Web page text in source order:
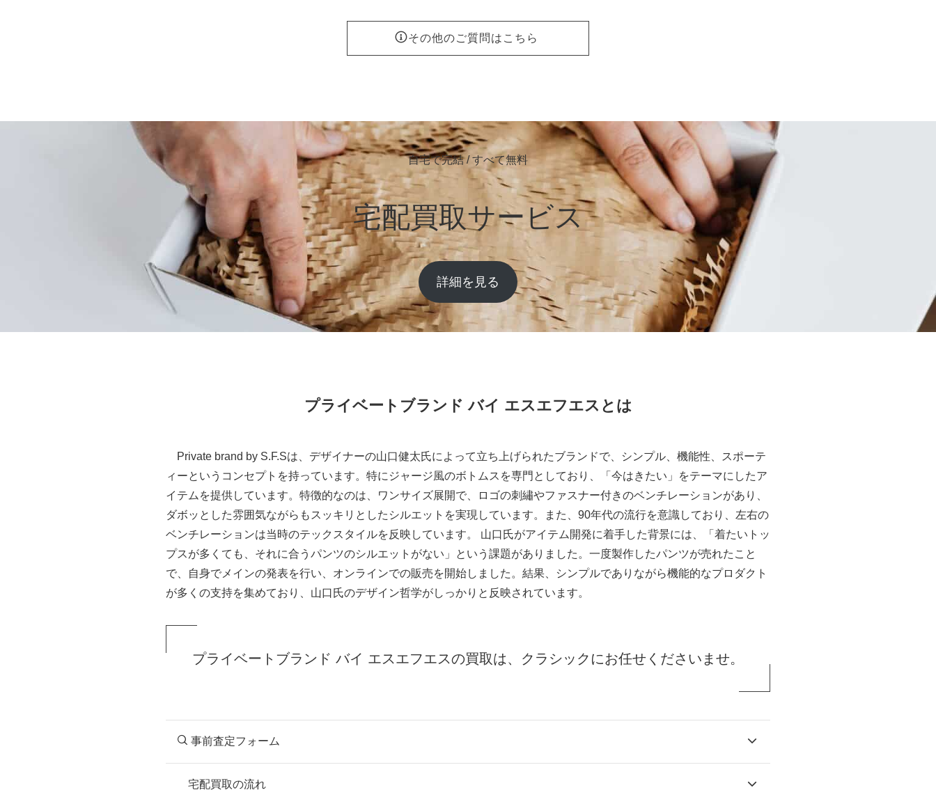
その他のご質問はこちら
自宅で完結 / すべて無料
宅配買取サービス
詳細を見る
プライベートブランド バイ エスエフエスとは
Private brand by S.F.Sは、デザイナーの山口健太氏によって立ち上げられたブランドで、シンプル、機能性、スポーテ
ィーというコンセプトを持っています。特にジャージ風のボトムスを専門としており、「今はきたい」をテーマにしたア
イテムを提供しています。特徴的なのは、ワンサイズ展開で、ロゴの刺繡やファスナー付きのベンチレーションがあり、
ダボッとした雰囲気ながらもスッキリとしたシルエットを実現しています。また、90年代の流行を意識しており、左右の
ベンチレーションは当時のテックスタイルを反映しています。 山口氏がアイテム開発に着手した背景には、「着たいトッ
プスが多くても、それに合うパンツのシルエットがない」という課題がありました。一度製作したパンツが売れたこと
で、自身でメインの発表を行い、オンラインでの販売を開始しました。結果、シンプルでありながら機能的なプロダクト
が多くの支持を集めており、山口氏のデザイン哲学がしっかりと反映されています。
プライベートブランド バイ エスエフエスの買取は、クラシックにお任せくださいませ。
事前査定フォーム
宅配買取の流れ